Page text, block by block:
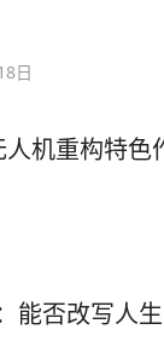
日
机重构特色
能否改写人生